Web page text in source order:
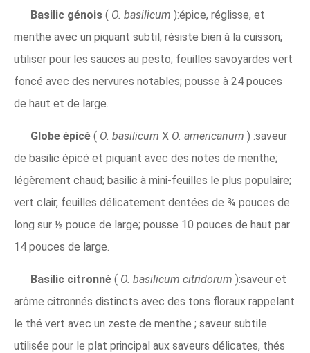
Basilic génois ( O. basilicum ):épice, réglisse, et
menthe avec un piquant subtil; résiste bien à la cuisson;
utiliser pour les sauces au pesto; feuilles savoyardes vert
foncé avec des nervures notables; pousse à 24 pouces
de haut et de large.
Globe épicé ( O. basilicum X O. americanum ) :saveur
de basilic épicé et piquant avec des notes de menthe;
légèrement chaud; basilic à mini-feuilles le plus populaire;
vert clair, feuilles délicatement dentées de ¾ pouces de
long sur ½ pouce de large; pousse 10 pouces de haut par
14 pouces de large.
Basilic citronné ( O. basilicum citridorum ):saveur et
arôme citronnés distincts avec des tons floraux rappelant
le thé vert avec un zeste de menthe ; saveur subtile
utilisée pour le plat principal aux saveurs délicates, thés